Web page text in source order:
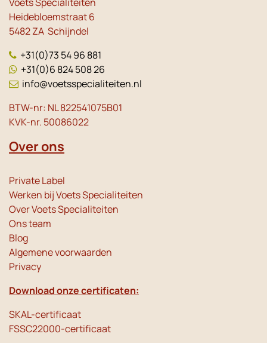
Heidebloemstraat 6
5482 ZA Schijndel
+31(0)73 54 96 881
+31(0)6 824 508 26
info@voetsspecialiteiten.nl
BTW-nr: NL 822541075B01
KVK-nr. 50086022
Over ons
Private Label
Werken bij Voets Specialiteiten
Over Voets Specialiteiten
Ons team
Blog
Algemene voorwaarden
Privacy
Download onze certificaten:
SKAL-certificaat
FSSC22000-certificaat